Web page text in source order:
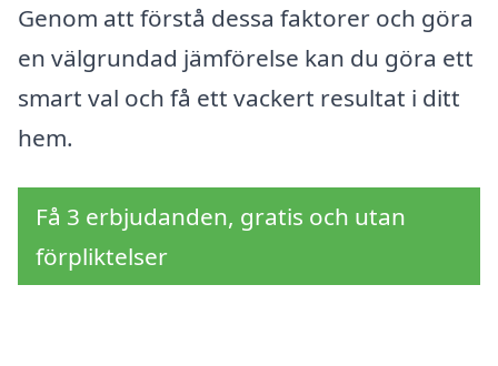
Genom att förstå dessa faktorer och göra
en välgrundad jämförelse kan du göra ett
smart val och få ett vackert resultat i ditt
hem.
Få 3 erbjudanden, gratis och utan
förpliktelser